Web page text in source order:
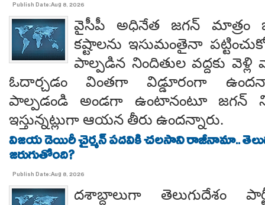
Publish Date:Aug 8, 2026
వైసీపీ అధినేత జగన్ మాత్రం
కష్టాలను ఇసుమంతైనా
పాల్పడిన నిందితుల వద్దకు
ఓదార్చడం వింతగా విడ్డూరంగా
పాల్పడండి అండగా ఉంటానంటూ జగన్
ఇస్తున్నట్లుగా ఆయన తీరు ఉందన్నారు.
విజయ డెయిరీ చైర్మన్ పదవికి చలసాని రాజీనామా..
జరుగుతోంది?
Publish Date:Aug 8, 2026
దశాబ్దాలుగా తెలుగుదేశం